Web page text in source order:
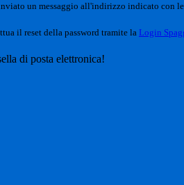
un messaggio all'indirizzo indicato con
il reset della password tramite la Login
di posta elettronica!